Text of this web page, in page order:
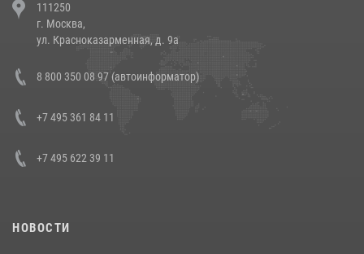
напавших на бригаду скорой помощи (видео)
14 июля 2026, 12:20
В Росгвардии прошла военно-научная конференция по обобщению
боевого опыта
111250
г. Москва,
ул. Красноказарменная, д. 9а
8 800 350 08 97 (автоинформатор)
+7 495 361 84 11
+7 495 622 39 11
НОВОСТИ